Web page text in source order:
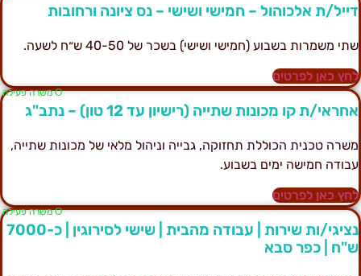
ת אלכוהול – חמישי ושישי – נס ציונה ורחובות
משמרות בשבוע (חמישי ושישי) בשכר של 40-50 ש״ח לשעה.
כאן לפרטים
Ο משרה פעילה
ת קו מכונות שתייה (רישיון עד 12 טון) – נתב"ג
טכנית הכוללת תחזוקה, גבייה וניהול מלאי של מכונות שתייה,
חמישה ימים בשבוע.
כאן לפרטים
Ο משרה פעילה
נציגי/ות שירות | עבודה מהבית | שישי לסירוגין | כ-7000
| כפר סבא